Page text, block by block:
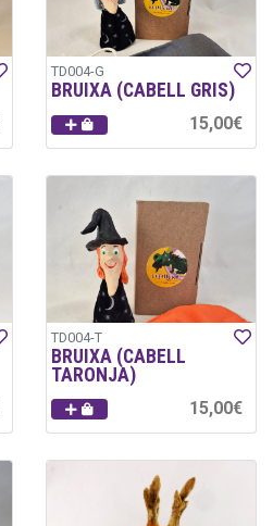
TD004-G
BRUIXA (CABELL GRIS)
15,00€
TD004-T
BRUIXA (CABELL
TARONJA)
15,00€